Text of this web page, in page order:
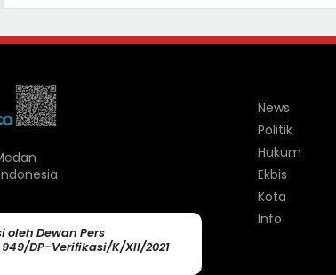
oleh Dewan Pers
DP-Verifikasi/K/XII/2021
News
Politik
Hukum
Ekbis
Kota
Info